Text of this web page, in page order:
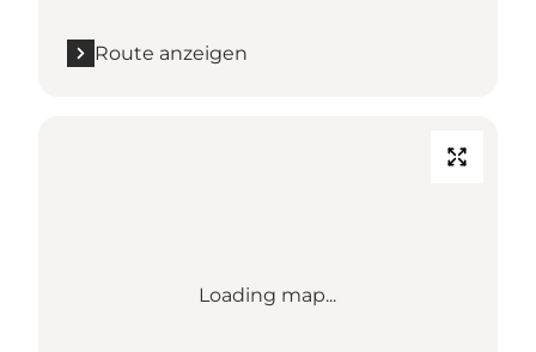
Route anzeigen
Loading map...